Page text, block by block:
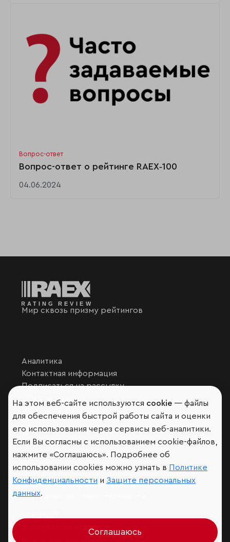
Вопрос-ответ
Вопрос-ответ о рейтинге RAEX‑100
04.06.2024
Мир сквозь призму рейтингов
Аналитика
Контактная информация
Подписаться на рассылку
Обратная связь
Участники рэнкингов
Мы в социальных сетях и мессенджерах
VK
RAEX Образование – Telegram,Max
RAEX Sustainability –Telegram,Max
Защита персональных данных
Ограничение ответственности
© 2026 ООО «РАЭКС»
На этом веб-сайте используются cookie — файлы
для обеспечения быстрой работы сайта и оценки
его использования через сервисы веб-аналитики.
Если Вы согласны с использованием cookie-файлов,
нажмите «Соглашаюсь». Подробнее об
использовании cookies можно узнать в Политике
Конфиденциальности и Защите персональных
данных.
Соглашаюсь